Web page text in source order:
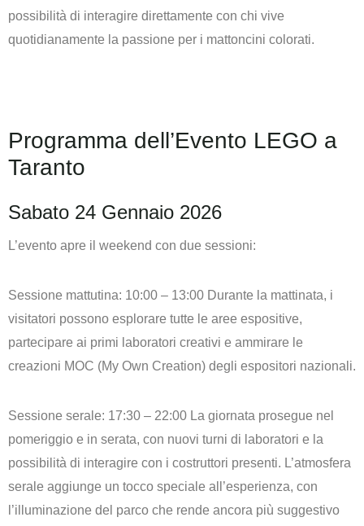
possibilità di interagire direttamente con chi vive
quotidianamente la passione per i mattoncini colorati.
Programma dell’Evento LEGO a
Taranto
Sabato 24 Gennaio 2026
L’evento apre il weekend con due sessioni:
Sessione mattutina: 10:00 – 13:00 Durante la mattinata, i
visitatori possono esplorare tutte le aree espositive,
partecipare ai primi laboratori creativi e ammirare le
creazioni MOC (My Own Creation) degli espositori nazionali.
Sessione serale: 17:30 – 22:00 La giornata prosegue nel
pomeriggio e in serata, con nuovi turni di laboratori e la
possibilità di interagire con i costruttori presenti. L’atmosfera
serale aggiunge un tocco speciale all’esperienza, con
l’illuminazione del parco che rende ancora più suggestivo